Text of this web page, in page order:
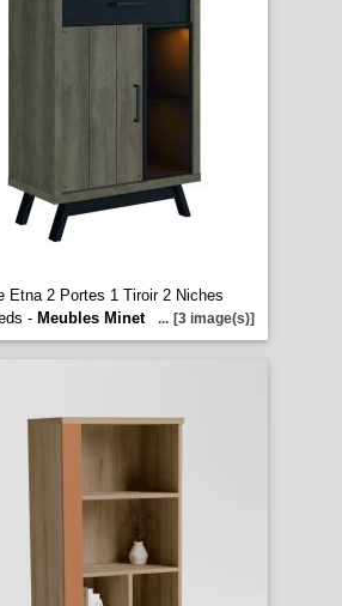
Etna 2 Portes 1 Tiroir 2 Niches
- Meubles Minet ... [3 image(s)]